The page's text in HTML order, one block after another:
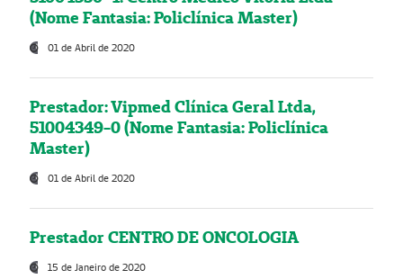
(Nome Fantasia: Policlínica Master)
01 de Abril de 2020
Prestador: Vipmed Clínica Geral Ltda,
51004349-0 (Nome Fantasia: Policlínica
Master)
01 de Abril de 2020
Prestador CENTRO DE ONCOLOGIA
15 de Janeiro de 2020